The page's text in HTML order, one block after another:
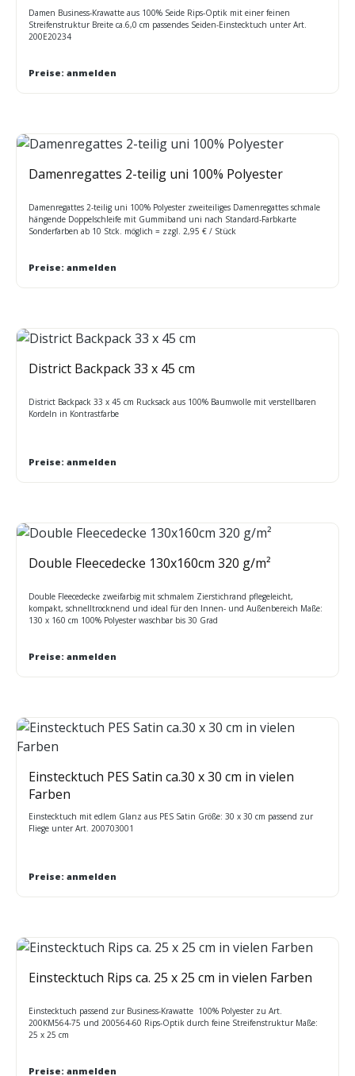
Damen Business-Krawatte aus 100% Seide Rips-Optik mit einer feinen
Streifenstruktur Breite ca.6,0 cm passendes Seiden-Einstecktuch unter Art.
200E20234
Preise: anmelden
Damenregattes 2-teilig uni 100% Polyester
Damenregattes 2-teilig uni 100% Polyester zweiteiliges Damenregattes schmale
hängende Doppelschleife mit Gummiband uni nach Standard-Farbkarte
Sonderfarben ab 10 Stck. möglich = zzgl. 2,95 € / Stück
Preise: anmelden
District Backpack 33 x 45 cm
District Backpack 33 x 45 cm Rucksack aus 100% Baumwolle mit verstellbaren
Kordeln in Kontrastfarbe
Preise: anmelden
Double Fleecedecke 130x160cm 320 g/m²
Double Fleecedecke zweifarbig mit schmalem Zierstichrand pflegeleicht,
kompakt, schnelltrocknend und ideal für den Innen- und Außenbereich Maße:
130 x 160 cm 100% Polyester waschbar bis 30 Grad
Preise: anmelden
Einstecktuch PES Satin ca.30 x 30 cm in vielen
Farben
Einstecktuch mit edlem Glanz aus PES Satin Größe: 30 x 30 cm passend zur
Fliege unter Art. 200703001
Preise: anmelden
Einstecktuch Rips ca. 25 x 25 cm in vielen Farben
Einstecktuch passend zur Business-Krawatte 100% Polyester zu Art.
200KM564-75 und 200564-60 Rips-Optik durch feine Streifenstruktur Maße:
25 x 25 cm
Preise: anmelden